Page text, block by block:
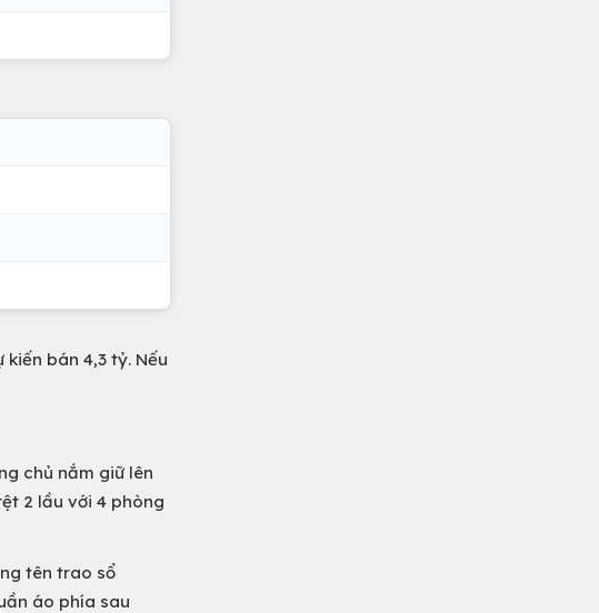
bán 4,3 tỷ. Nếu
chủ nắm giữ lên
2 lầu với 4 phòng
tên trao sổ
áo phía sau